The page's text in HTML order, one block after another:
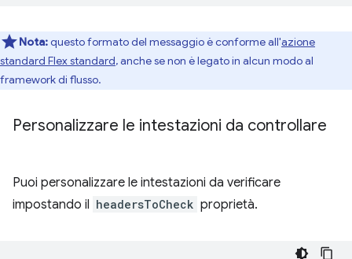
Nota:questo formato del messaggio è conforme all'azione
standard Flex standard, anche se non è legato in alcun modo al
framework di flusso.
Personalizzare le intestazioni da controllare
Puoi personalizzare le intestazioni da verificare
impostando il headersToCheck proprietà.